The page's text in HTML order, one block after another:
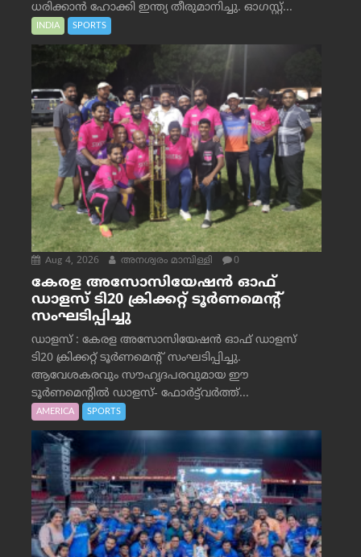
ധരിക്കാൻ ഹോക്കി ഇന്ത്യ തീരുമാനിച്ചു. ഓഗസ്റ്റ്...
INDIA SPORTS
Aug 4, 2026 അനശ്വരം മാമ്പിള്ളി 0
കേരള അസോസിയേഷൻ ഓഫ്
ഡാളസ് ടി20 ക്രിക്കറ്റ് ടൂർണമെന്റ്
സംഘടിപ്പിച്ചു
ഡാളസ് : കേരള അസോസിയേഷൻ ഓഫ് ഡാളസ്
ടി20 ക്രിക്കറ്റ് ടൂർണമെന്റ് സംഘടിപ്പിച്ചു.
ആവേശകരവും സൗഹൃദപരവുമായ ഈ
ടൂർണമെന്റിൽ ഡാളസ്- ഫോർട്ട്‌വര്‍ത്ത്...
AMERICA SPORTS